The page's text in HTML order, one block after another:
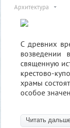
Архитектура
С древних
возведении
священную
крестово-
храмы
особое
Читать